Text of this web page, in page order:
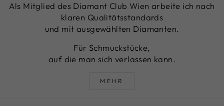
Als Mitglied des Diamant Club Wien arbeite ich nach
klaren Qualitätsstandards
und mit ausgewählten Diamanten.
Für Schmuckstücke,
auf die man sich verlassen kann.
MEHR